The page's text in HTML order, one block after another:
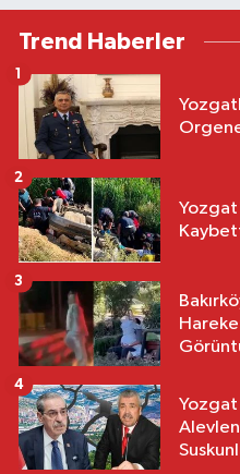
Trend Haberler
1
2
3
Yozgat
4